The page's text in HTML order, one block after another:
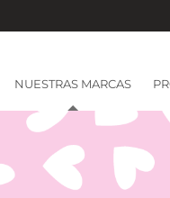
NUESTRAS MARCAS